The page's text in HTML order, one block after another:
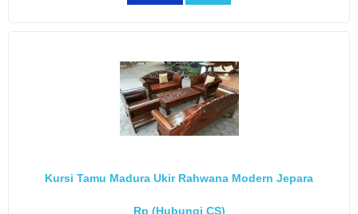
Kursi Tamu Madura Ukir Rahwana Modern Jepara
Rp (Hubungi CS)